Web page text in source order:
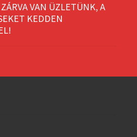
VAN ÜZLETÜNK, A
KEDDEN